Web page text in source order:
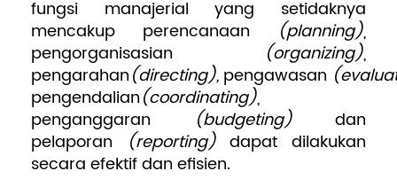
fungsi manajerial yang setidaknya
mencakup perencanaan
(planning),
pengorganisasian
(organizing),
pengarahan(directing), pengawasan
pengendalian(coordinating),
penganggaran
(budgeting)dan
pelaporan
(reporting)dapat dilakukan
secara efektif dan efisien.